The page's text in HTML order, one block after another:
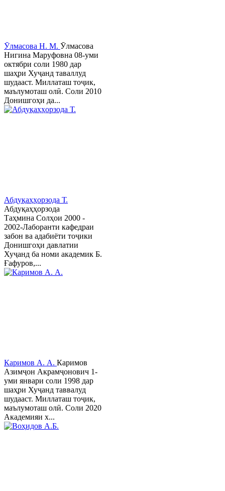
Ӯлмасова Н. М. Ӯлмасова
Нигина Маруфовна 08-уми
октябри соли 1980 дар
шаҳри Хуҷанд таваллуд
шудааст. Миллаташ тоҷик,
маълумоташ олӣ. Соли 2010
Донишгоҳи да...
Абдуқаҳҳорзода Т.
Абдуқаҳҳорзода
Таҳмина Солҳои 2000 -
2002-Лаборанти кафедраи
забон ва адабиёти тоҷики
Донишгоҳи давлатии
Хуҷанд ба номи академик Б.
Ғафуров,...
Каримов А. А. Каримов
Азимҷон Акрамҷонович 1-
уми январи соли 1998 дар
шаҳри Хуҷанд таввалуд
шудааст. Миллаташ тоҷик,
маълумоташ олӣ. Соли 2020
Академияи х...